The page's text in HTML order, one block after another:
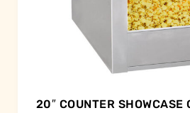
20″ COUNTER SHOWCASE